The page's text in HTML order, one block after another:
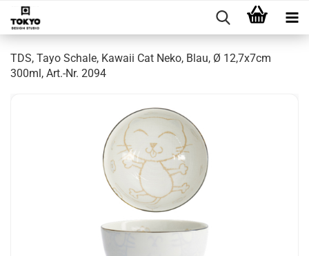
TDS, Tayo Schale, Kawaii Cat Neko, Blau, Ø 12,7x7cm
300ml, Art.-Nr. 2094